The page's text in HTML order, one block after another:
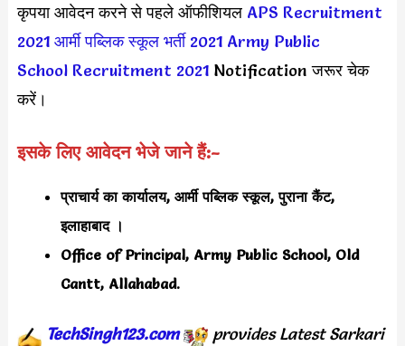
कृपया आवेदन करने से पहले ऑफीशियल APS Recruitment
2021 आर्मी पब्लिक स्कूल भर्ती 2021 Army Public
School Recruitment 2021Notification जरूर चेक
करें।
इसके लिए आवेदन भेजे जाने हैं:-
प्राचार्य का कार्यालय, आर्मी पब्लिक स्कूल, पुराना कैंट,
इलाहाबाद ।
Office of Principal, Army Public School, Old
Cantt, Allahabad.
TechSingh123.com
provides Latest Sarkari